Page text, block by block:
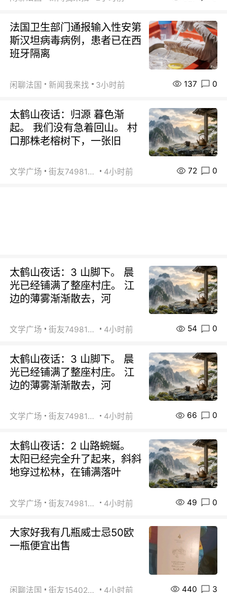
法国卫生部门通报输入性安第
斯汉坦病毒病例，患者已在西
班牙隔离
闲聊法国 新闻我来找 3小时前 137 0
太鹤山夜话：归源 暮色渐
起。 我们没有急着回山。 村
口那株老榕树下，一张旧
文学广场 街友74981146 4小时前 72 0
太鹤山夜话：3 山脚下。 晨
光已经铺满了整座村庄。 江
边的薄雾渐渐散去，河
文学广场 街友74981146 4小时前 54 0
太鹤山夜话：3 山脚下。 晨
光已经铺满了整座村庄。 江
边的薄雾渐渐散去，河
文学广场 街友74981146 4小时前 66 0
太鹤山夜话：2 山路蜿蜒。
太阳已经完全升了起来，斜斜
地穿过松林，在铺满落叶
文学广场 街友74981146 4小时前 49 0
大家好我有几瓶威士忌50欧
一瓶便宜出售
闲聊法国 街友15402223 4小时前 440 3